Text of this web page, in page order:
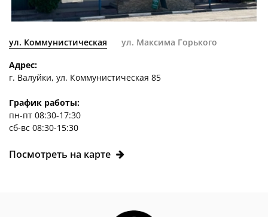
ул. Коммунистическая ул. Максима Горького
Адрес:
г. Валуйки, ул. Коммунистическая 85
График работы:
пн-пт 08:30-17:30
сб-вс 08:30-15:30
Посмотреть на карте